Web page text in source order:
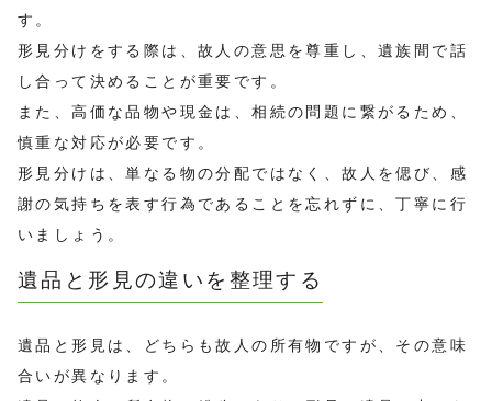
す。
形見分けをする際は、故人の意思を尊重し、遺族間で話
し合って決めることが重要です。
また、高価な品物や現金は、相続の問題に繋がるため、
慎重な対応が必要です。
形見分けは、単なる物の分配ではなく、故人を偲び、感
謝の気持ちを表す行為であることを忘れずに、丁寧に行
いましょう。
遺品と形見の違いを整理する
遺品と形見は、どちらも故人の所有物ですが、その意味
合いが異なります。